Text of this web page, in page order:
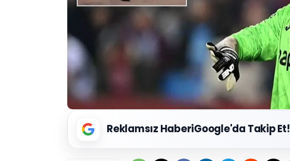
Reklamsız HaberiGoogle'da Takip Et!